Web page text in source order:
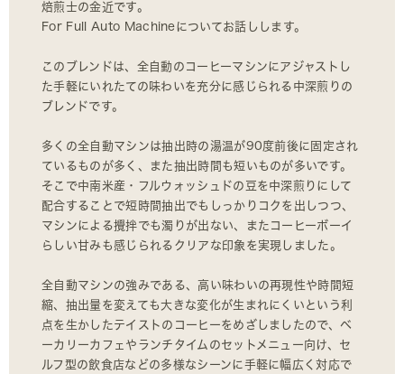
焙煎士の金近です。
For Full Auto Machineについてお話しします。
このブレンドは、全自動のコーヒーマシンにアジャストし
た手軽にいれたての味わいを充分に感じられる中深煎りの
ブレンドです。
多くの全自動マシンは抽出時の湯温が90度前後に固定され
ているものが多く、また抽出時間も短いものが多いです。
そこで中南米産・フルウォッシュドの豆を中深煎りにして
配合することで短時間抽出でもしっかりコクを出しつつ、
マシンによる攪拌でも濁りが出ない、またコーヒーボーイ
らしい甘みも感じられるクリアな印象を実現しました。
全自動マシンの強みである、高い味わいの再現性や時間短
縮、抽出量を変えても大きな変化が生まれにくいという利
点を生かしたテイストのコーヒーをめざしましたので、ベ
ーカリーカフェやランチタイムのセットメニュー向け、セ
ルフ型の飲食店などの多様なシーンに手軽に幅広く対応で